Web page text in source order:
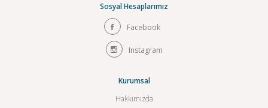
Sosyal Hesaplarımız
Facebook
Instagram
Kurumsal
Hakkımızda